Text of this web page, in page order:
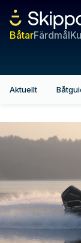
BåtarFärdmål
Aktuellt